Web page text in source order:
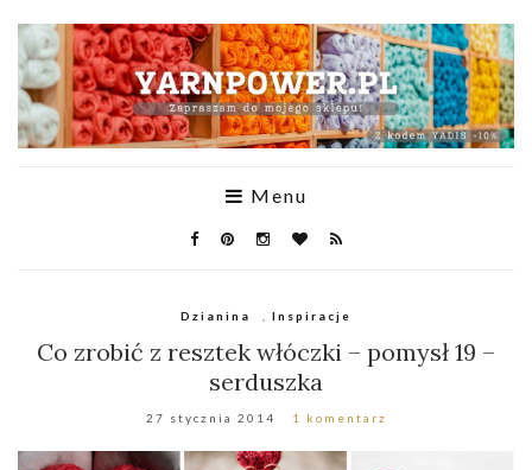
Menu
Dzianina Inspiracje
Co zrobić z resztek włóczki – pomysł 19 –
serduszka
27 stycznia 2014 1 komentarz